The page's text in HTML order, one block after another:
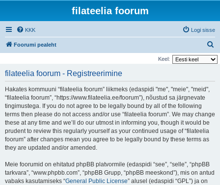
filateelia foorum
KKK Logi sisse
Foorumi pealeht
t
Keel:
filateelia foorum - Registreerimine
Hakates kommuuni “filateelia foorum” liikmeks (edaspidi "me", "meie", "meid",
“filateelia foorum”, “https://www.filateelia.ee/foorum”), nõustud sa järgnevate
tingimustega. If you do not agree to be legally bound by all of the following
terms then please do not access and/or use “filateelia foorum”. We may change
these at any time and we’ll do our utmost in informing you, though it would be
prudent to review this regularly yourself as your continued usage of “filateelia
foorum” after changes mean you agree to be legally bound by these terms as
they are updated and/or amended.
Meie foorumid on ehitatud phpBB platvormile (edaspidi “see”, “selle”, “phpBB
tarkvara”, “www.phpbb.com”, “phpBB Grupp, “phpBB meeskond”), mis on antud
vabaks kasutamiseks “General Public License” alusel (edaspidi “GPL”) ja on